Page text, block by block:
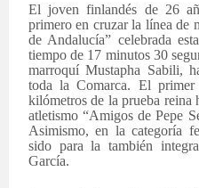
El joven finlandés de 26
primero en cruzar la línea de
de Andalucía” celebrada
tiempo de 17 minutos 30
marroquí Mustapha Sabili,
toda la Comarca. El
kilómetros de la prueba
atletismo “Amigos de Pepe
Asimismo, en la categoría
sido para la también
García.